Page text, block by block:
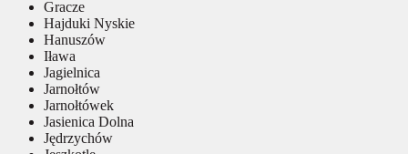
Gracze
Hajduki Nyskie
Hanuszów
Iława
Jagielnica
Jarnołtów
Jarnołtówek
Jasienica Dolna
Jędrzychów